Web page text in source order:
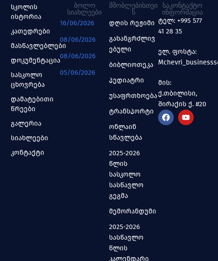
სკოლის
ისტორია
კათედრები
მასწავლებლები
დოკუმენტაცია
სასკოლო
ცხოვრება
დამატებითი
წრეები
გალერია
სიახლეები
კონტაქტი
ᲑᲝᲚᲝ
ᲡᲘᲐᲮᲚᲔᲔᲑᲘ
16/06/2026
08/06/2026
08/06/2026
05/06/2026
ᲛᲨᲝᲑᲚᲔᲑᲘᲡᲗᲕᲘ
Ს
დღის რეჟიმი
გახანგრძლივ
ებული
ბიბლიოთეკა
პედიატრი
უსაფრთხოება
ტრანსპორტი
ონლაინ
სწავლება
2025-2026
წლის
სასკოლო
სასწავლო
გეგმა
მემორანდუმი
2025-2026
სასწავლო
წლის
კალენდარი
ᲡᲐᲙᲝᲜᲢᲐᲥᲢᲝ
ᲘᲜᲤᲝᲠᲛᲐᲪᲘᲐ
ტელ: +995 577
41 28 35
ელ. ფოსტა:
მის:
ქ.თბილისი,
შირაქის ქ. #20